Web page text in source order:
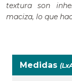
textura son
maciza, lo que
Medidas